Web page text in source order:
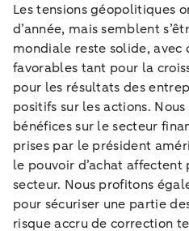
Les tensions géopolitiques
d’année, mais semblent
mondiale reste solide, avec
favorables tant pour la
pour les résultats des
positifs sur les actions.
bénéfices sur le secteur
prises par le président
le pouvoir d’achat
secteur. Nous profitons
pour sécuriser une partie
risque accru de correction